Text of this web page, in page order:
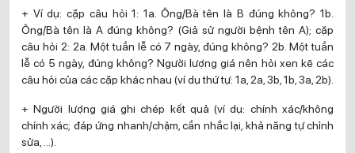
+ Ví dụ: cặp câu hỏi 1: 1a. Ông/Bà tên là B đúng không? 1b.
Ông/Bà tên là A đúng không? (Giả sử người bệnh tên A); cặp
câu hỏi 2: 2a. Một tuần lễ có 7 ngày, đúng không? 2b. Một tuần
lễ có 5 ngày, đúng không? Người lượng giá nên hỏi xen kẽ các
câu hỏi của các cặp khác nhau (ví dụ thứ tự: 1a, 2a, 3b, 1b, 3a, 2b).
+ Người lượng giá ghi chép kết quả (ví dụ: chính xác/không
chính xác; đáp ứng nhanh/chậm, cần nhắc lại, khả năng tự chỉnh
sửa, …).